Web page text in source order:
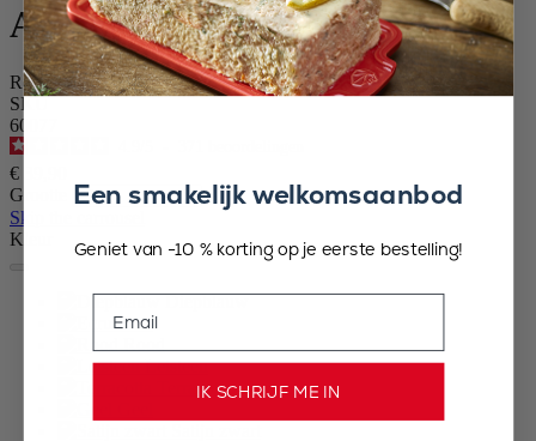
Appolia
Rechthoekige keramische ovenschaal diepblauw 32 cm
SKU
60077
€ 39,90
Grootte
Skip the carrousel
Kleur
Diepblauw
Ecru
Leisteen
Terracotta
Een smakelijk welkomsaanbod
Geniet van -10 % korting op je eerste bestelling!
IK SCHRIJF ME IN